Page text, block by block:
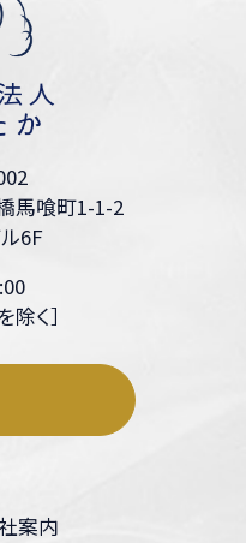
馬喰町1-1-2
6F
除く］
案内